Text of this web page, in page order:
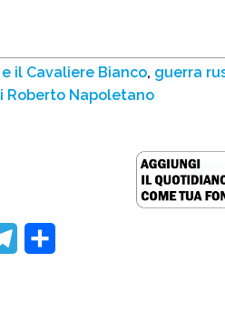
il Cavaliere Bianco, guerra
Roberto Napoletano